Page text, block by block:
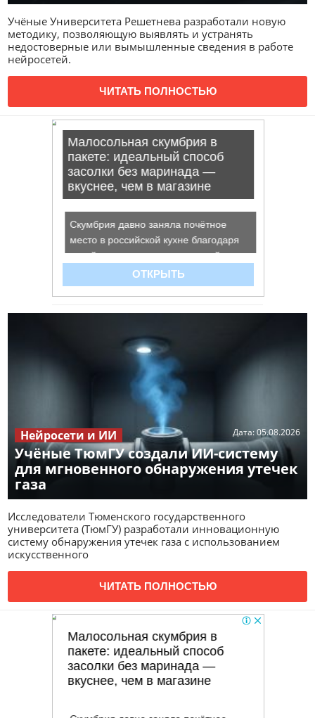
Учёные Университета Решетнева разработали новую
методику, позволяющую выявлять и устранять
недостоверные или вымышленные сведения в работе
нейросетей.
ЧИТАТЬ ПОЛНОСТЬЮ
Учёные ТюмГУ создали ИИ-систему
для мгновенного обнаружения утечек
газа
Дата:05.08.2026
Нейросети и ИИ
Исследователи Тюменского государственного
университета (ТюмГУ) разработали инновационную
систему обнаружения утечек газа с использованием
искусственного
ЧИТАТЬ ПОЛНОСТЬЮ